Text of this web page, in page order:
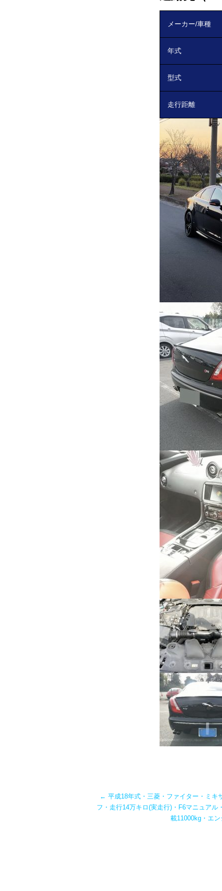
メーカー/車種
年式
型式
走行距離
← 平成18年式・三菱・ファイター・ミキ
フ・走行14万キロ(実走行)・F6マニュアル
載11000kg・エン